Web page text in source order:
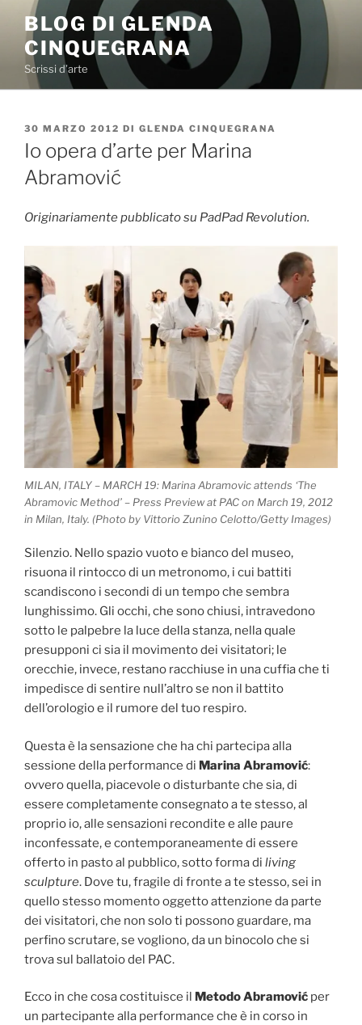
contenuto
BLOG DI GLENDA
CINQUEGRANA
Scrissi d’arte
PUBBLICATO
IL
30 MARZO 2012 DI GLENDA CINQUEGRANA
Io opera d’arte per Marina
Abramović
Originariamente pubblicato su PadPad Revolution.
MILAN, ITALY – MARCH 19: Marina Abramovic attends ‘The
Abramovic Method’ – Press Preview at PAC on March 19, 2012
in Milan, Italy. (Photo by Vittorio Zunino Celotto/Getty Images)
Silenzio. Nello spazio vuoto e bianco del museo,
risuona il rintocco di un metronomo, i cui battiti
scandiscono i secondi di un tempo che sembra
lunghissimo. Gli occhi, che sono chiusi, intravedono
sotto le palpebre la luce della stanza, nella quale
presupponi ci sia il movimento dei visitatori; le
orecchie, invece, restano racchiuse in una cuffia che ti
impedisce di sentire null’altro se non il battito
dell’orologio e il rumore del tuo respiro.
Questa è la sensazione che ha chi partecipa alla
sessione della performance di Marina Abramović:
ovvero quella, piacevole o disturbante che sia, di
essere completamente consegnato a te stesso, al
proprio io, alle sensazioni recondite e alle paure
inconfessate, e contemporaneamente di essere
offerto in pasto al pubblico, sotto forma di living
sculpture. Dove tu, fragile di fronte a te stesso, sei in
quello stesso momento oggetto attenzione da parte
dei visitatori, che non solo ti possono guardare, ma
perfino scrutare, se vogliono, da un binocolo che si
trova sul ballatoio del PAC.
Ecco in che cosa costituisce il Metodo Abramović per
un partecipante alla performance che è in corso in